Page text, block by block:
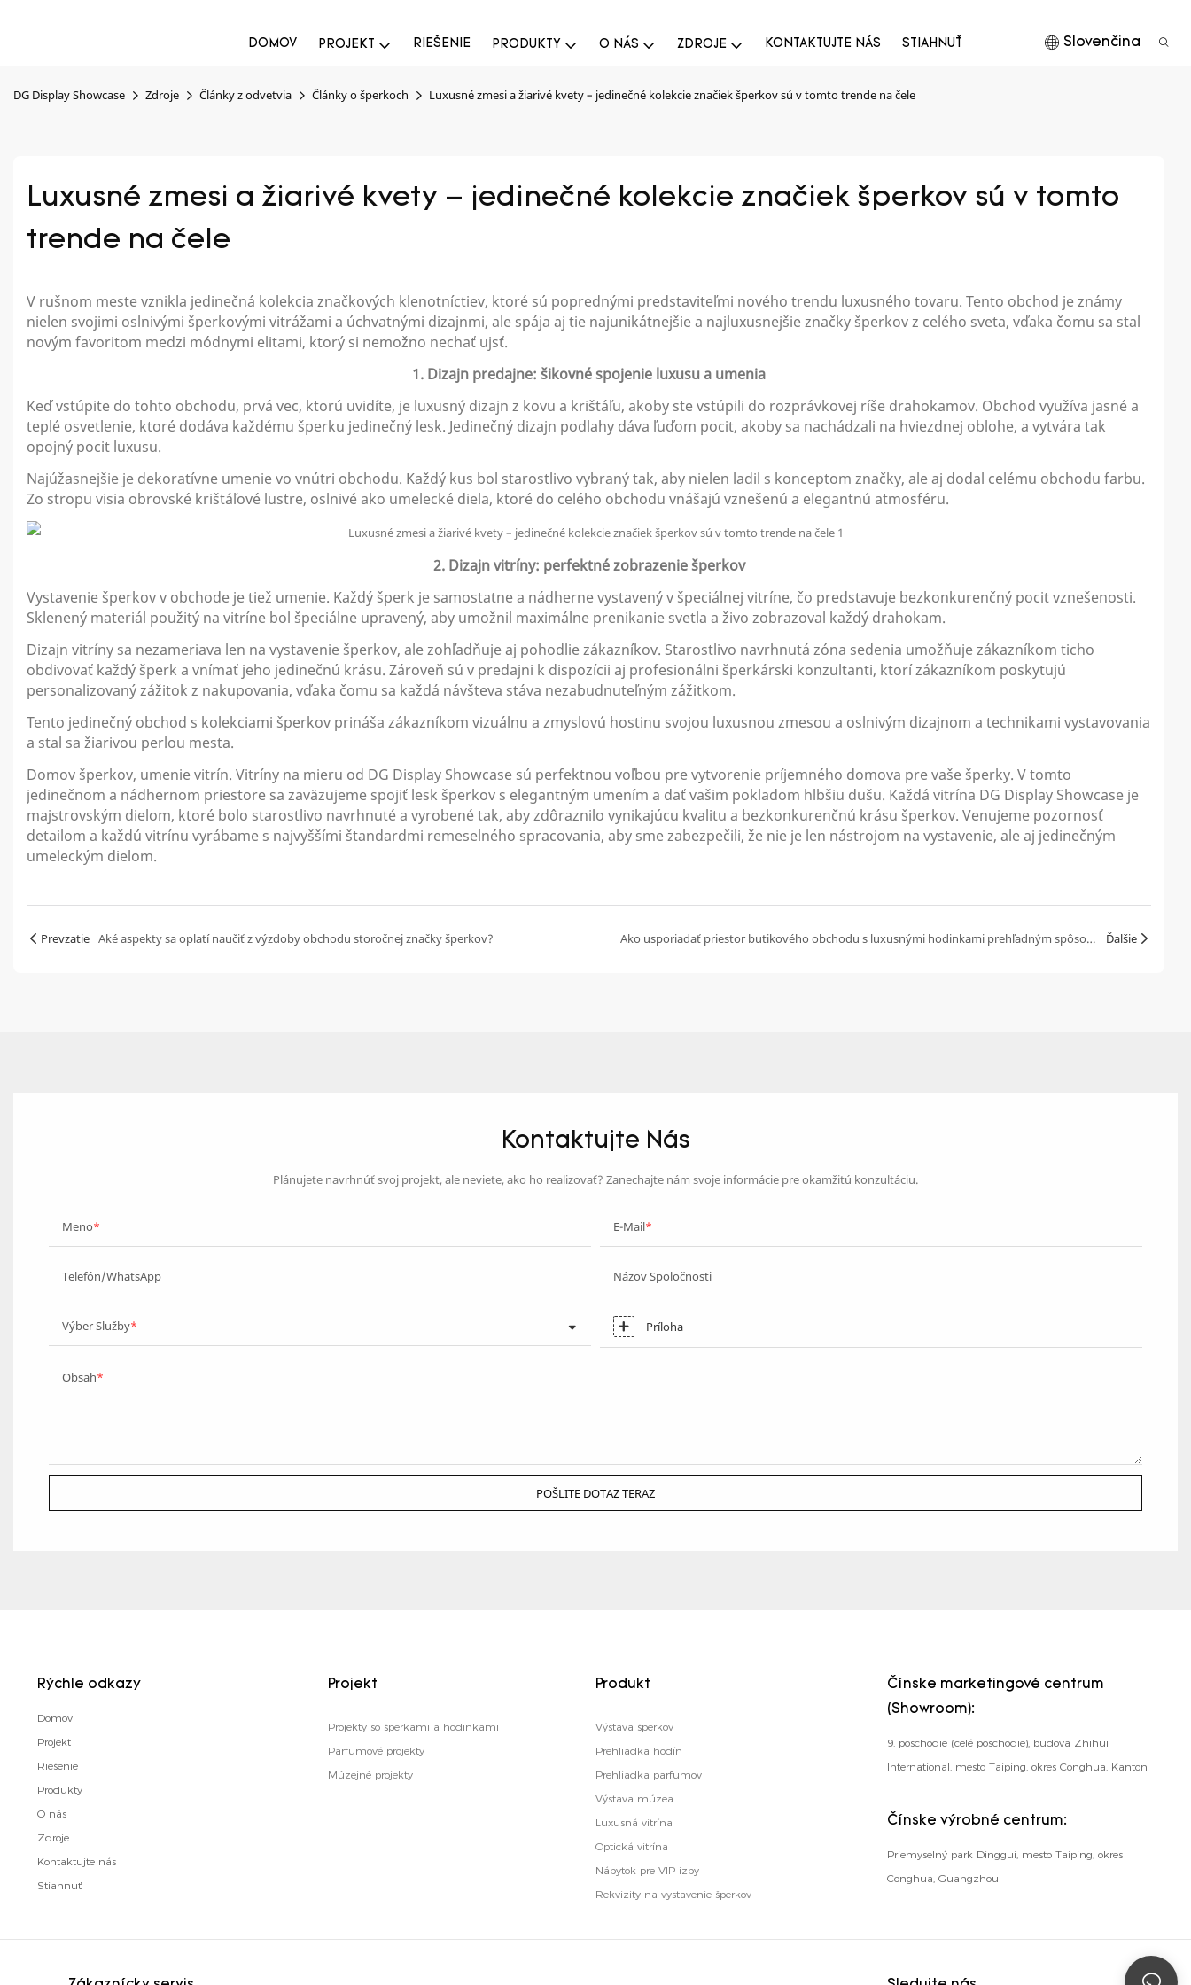
DOMOV PROJEKT RIEŠENIE PRODUKTY O NÁS ZDROJE KONTAKTUJTE NÁS STIAHNUŤ Slovenčina
DG Display Showcase Zdroje Články z odvetvia Články o šperkoch Luxusné zmesi a žiarivé kvety – jedinečné kolekcie značiek šperkov sú v tomto trende na čele
Luxusné zmesi a žiarivé kvety – jedinečné kolekcie značiek šperkov sú v tomto
trende na čele
V rušnom meste vznikla jedinečná kolekcia značkových klenotníctiev, ktoré sú poprednými predstaviteľmi nového trendu luxusného tovaru. Tento obchod je známy
nielen svojimi oslnivými šperkovými vitrážami a úchvatnými dizajnmi, ale spája aj tie najunikátnejšie a najluxusnejšie značky šperkov z celého sveta, vďaka čomu sa stal
novým favoritom medzi módnymi elitami, ktorý si nemožno nechať ujsť.
1. Dizajn predajne: šikovné spojenie luxusu a umenia
Keď vstúpite do tohto obchodu, prvá vec, ktorú uvidíte, je luxusný dizajn z kovu a krištáľu, akoby ste vstúpili do rozprávkovej ríše drahokamov. Obchod využíva jasné a
teplé osvetlenie, ktoré dodáva každému šperku jedinečný lesk. Jedinečný dizajn podlahy dáva ľuďom pocit, akoby sa nachádzali na hviezdnej oblohe, a vytvára tak
opojný pocit luxusu.
Najúžasnejšie je dekoratívne umenie vo vnútri obchodu. Každý kus bol starostlivo vybraný tak, aby nielen ladil s konceptom značky, ale aj dodal celému obchodu farbu.
Zo stropu visia obrovské krištáľové lustre, oslnivé ako umelecké diela, ktoré do celého obchodu vnášajú vznešenú a elegantnú atmosféru.
2. Dizajn vitríny: perfektné zobrazenie šperkov
Vystavenie šperkov v obchode je tiež umenie. Každý šperk je samostatne a nádherne vystavený v špeciálnej vitríne, čo predstavuje bezkonkurenčný pocit vznešenosti.
Sklenený materiál použitý na vitríne bol špeciálne upravený, aby umožnil maximálne prenikanie svetla a živo zobrazoval každý drahokam.
Dizajn vitríny sa nezameriava len na vystavenie šperkov, ale zohľadňuje aj pohodlie zákazníkov. Starostlivo navrhnutá zóna sedenia umožňuje zákazníkom ticho
obdivovať každý šperk a vnímať jeho jedinečnú krásu. Zároveň sú v predajni k dispozícii aj profesionálni šperkárski konzultanti, ktorí zákazníkom poskytujú
personalizovaný zážitok z nakupovania, vďaka čomu sa každá návšteva stáva nezabudnuteľným zážitkom.
Tento jedinečný obchod s kolekciami šperkov prináša zákazníkom vizuálnu a zmyslovú hostinu svojou luxusnou zmesou a oslnivým dizajnom a technikami vystavovania
a stal sa žiarivou perlou mesta.
Domov šperkov, umenie vitrín. Vitríny na mieru od DG Display Showcase sú perfektnou voľbou pre vytvorenie príjemného domova pre vaše šperky. V tomto
jedinečnom a nádhernom priestore sa zaväzujeme spojiť lesk šperkov s elegantným umením a dať vašim pokladom hlbšiu dušu. Každá vitrína DG Display Showcase je
majstrovským dielom, ktoré bolo starostlivo navrhnuté a vyrobené tak, aby zdôraznilo vynikajúcu kvalitu a bezkonkurenčnú krásu šperkov. Venujeme pozornosť
detailom a každú vitrínu vyrábame s najvyššími štandardmi remeselného spracovania, aby sme zabezpečili, že nie je len nástrojom na vystavenie, ale aj jedinečným
umeleckým dielom.
Prevzatie Aké aspekty sa oplatí naučiť z výzdoby obchodu storočnej značky šperkov? Ako usporiadať priestor butikového obchodu s luxusnými hodinkami prehľadným spôsobom? Ďalšie
Kontaktujte Nás
Plánujete navrhnúť svoj projekt, ale neviete, ako ho realizovať? Zanechajte nám svoje informácie pre okamžitú konzultáciu.
Meno E-Mail
Telefón/WhatsApp Názov Spoločnosti
Výber Služby Príloha
Obsah
POŠLITE DOTAZ TERAZ
Rýchle odkazy
Domov
Projekt
Riešenie
Produkty
O nás
Zdroje
Kontaktujte nás
Stiahnuť
Projekt
Projekty so šperkami a hodinkami
Parfumové projekty
Múzejné projekty
Produkt
Výstava šperkov
Prehliadka hodín
Prehliadka parfumov
Výstava múzea
Luxusná vitrína
Optická vitrína
Nábytok pre VIP izby
Rekvizity na vystavenie šperkov
Čínske marketingové centrum
(Showroom):
9. poschodie (celé poschodie), budova Zhihui
International, mesto Taiping, okres Conghua, Kanton
Čínske výrobné centrum:
Priemyselný park Dinggui, mesto Taiping, okres
Conghua, Guangzhou